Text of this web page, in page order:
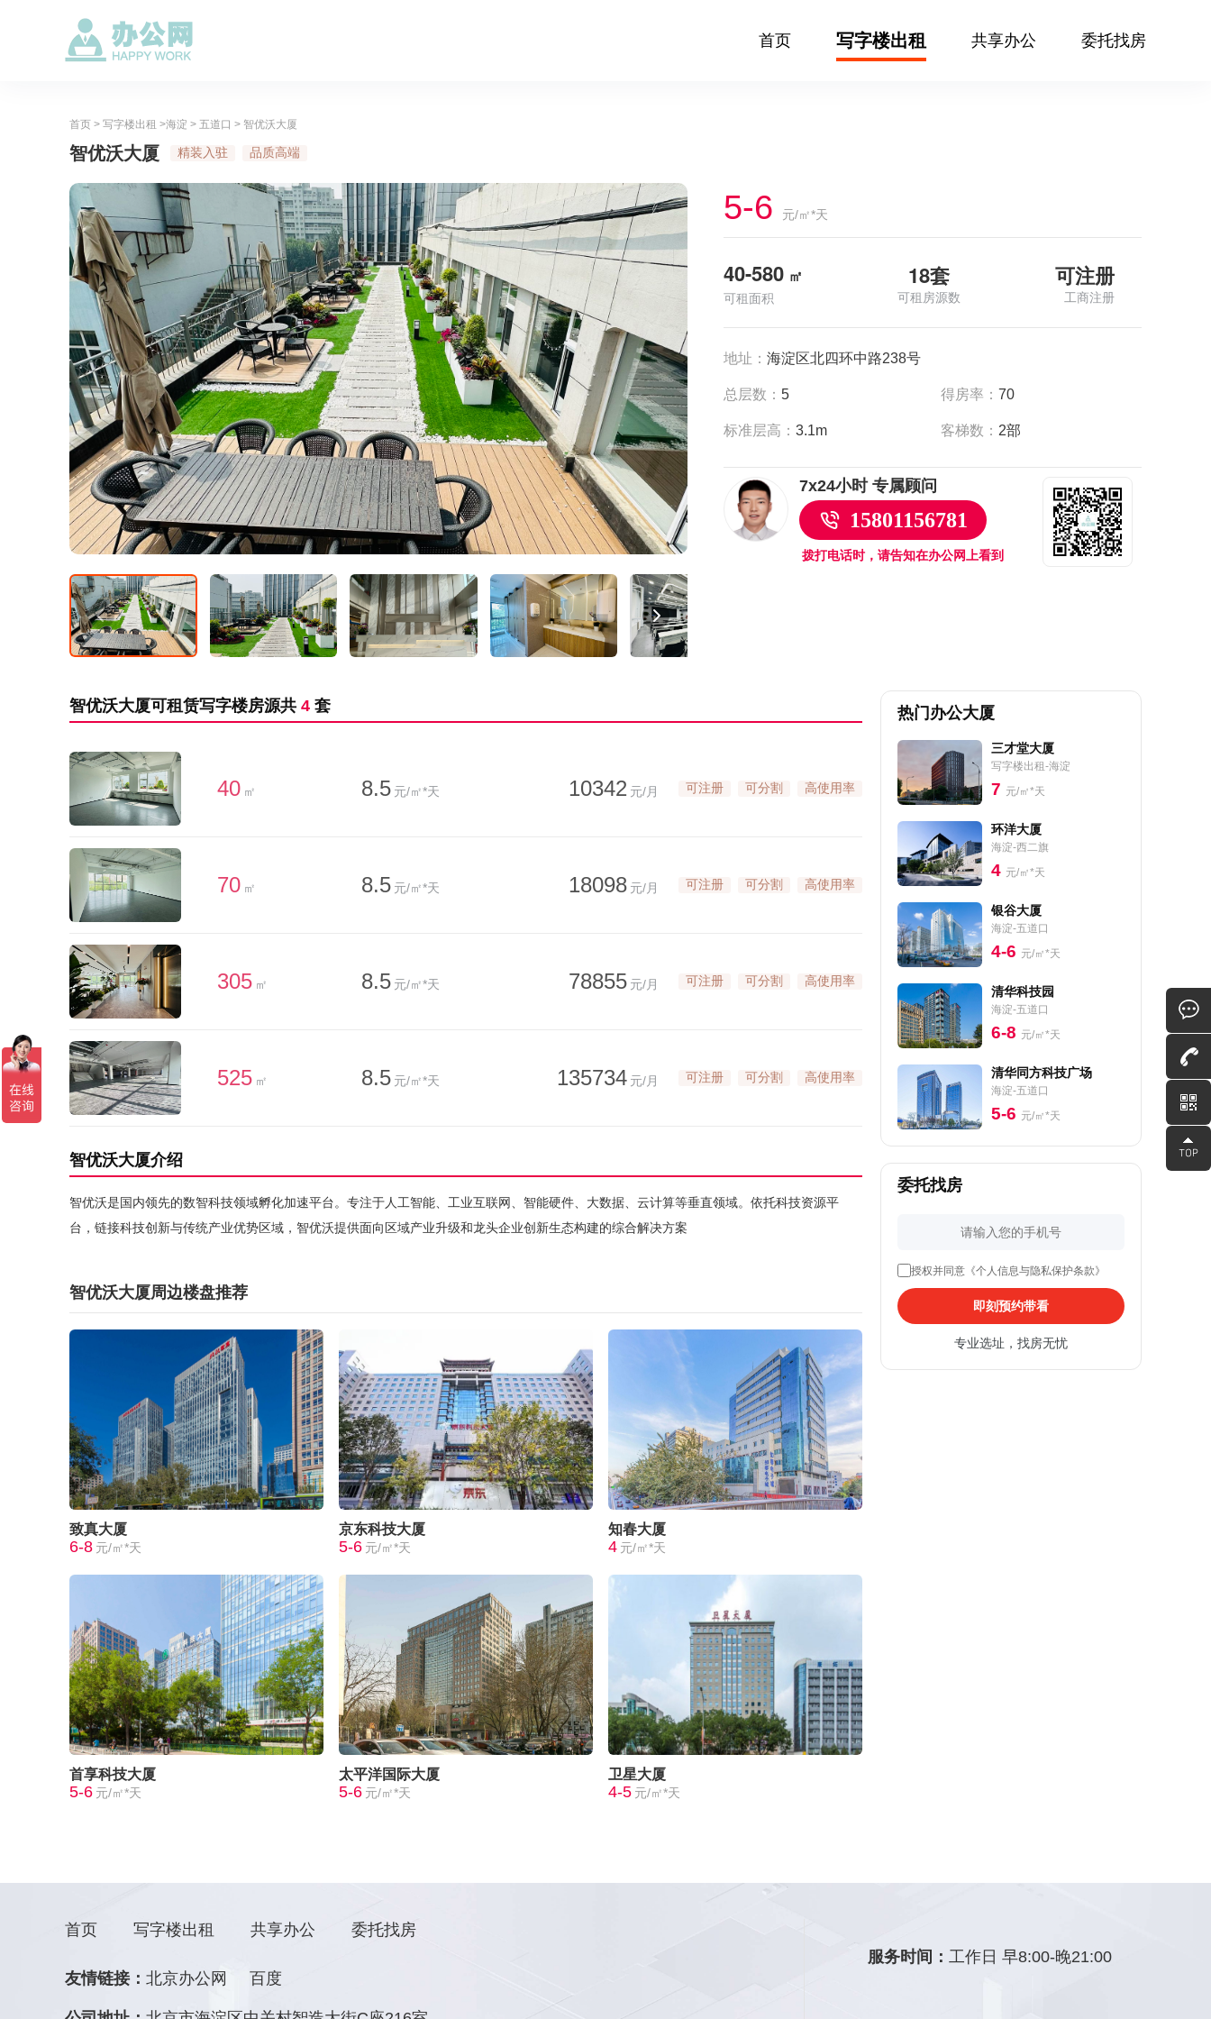
首页 写字楼出租 共享办公 委托找房
首页 > 写字楼出租 >海淀 > 五道口 > 智优沃大厦
智优沃大厦 精装入驻 品质高端
5-6 元/㎡*天
40-580 ㎡
可租面积
18套
可租房源数
可注册
工商注册
地址： 海淀区北四环中路238号
总层数： 5 得房率：70
标准层高： 3.1m 客梯数： 2部
7x24小时 专属顾问
15801156781
拨打电话时，请告知在办公网上看到
智优沃大厦可租赁写字楼房源共 4 套
40 ㎡ 8.5 元/㎡*天 10342 元/月 可注册 可分割 高使用率
70 ㎡ 8.5 元/㎡*天 18098 元/月 可注册 可分割 高使用率
305 ㎡ 8.5 元/㎡*天 78855 元/月 可注册 可分割 高使用率
525 ㎡ 8.5 元/㎡*天 135734 元/月 可注册 可分割 高使用率
智优沃大厦介绍
智优沃是国内领先的数智科技领域孵化加速平台。专注于人工智能、工业互联网、智能硬件、大数据、云计算等垂直领域。依托科技资源平
台，链接科技创新与传统产业优势区域，智优沃提供面向区域产业升级和龙头企业创新生态构建的综合解决方案
智优沃大厦周边楼盘推荐
致真大厦
6-8 元/㎡*天
京东科技大厦
5-6 元/㎡*天
知春大厦
4 元/㎡*天
首享科技大厦
5-6 元/㎡*天
太平洋国际大厦
5-6 元/㎡*天
卫星大厦
4-5 元/㎡*天
热门办公大厦
三才堂大厦
写字楼出租-海淀
7 元/㎡*天
环洋大厦
海淀-西二旗
4 元/㎡*天
银谷大厦
海淀-五道口
4-6 元/㎡*天
清华科技园
海淀-五道口
6-8 元/㎡*天
清华同方科技广场
海淀-五道口
5-6 元/㎡*天
委托找房
授权并同意《个人信息与隐私保护条款》
即刻预约带看
专业选址，找房无忧
首页 写字楼出租 共享办公 委托找房
友情链接： 北京办公网 百度
服务时间：工作日 早8:00-晚21:00